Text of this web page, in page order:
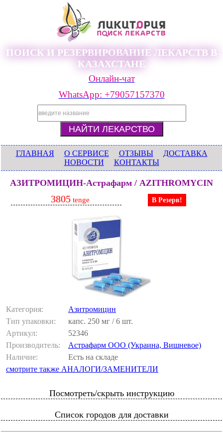
ПОИСК И РЕЗЕРВИРОВАНИЕ ЛЕКАРСТВ В
КАЗАХСТАНЕ
Онлайн-чат
WhatsApp: +79057157370
ГЛАВНАЯ О СЕРВИСЕ ОТЗЫВЫ
ДОСТАВКА
НОВОСТИ
КОНТАКТЫ
АЗИТРОМИЦИН-Астрафарм / AZITHROMYCIN
3805 tenge В Резерв!
Категория:
Азитромицин
Тип упаковки:
капс. 250 мг / 6 шт.
Артикул:
52346
Производитель:
Астрафарм ООО (Украина, Вишневое)
Наличие:
Есть на складе
смотрите также АНАЛОГИ/ЗАМЕНИТЕЛИ
Посмотреть/скрыть инструкцию
Список городов для доставки